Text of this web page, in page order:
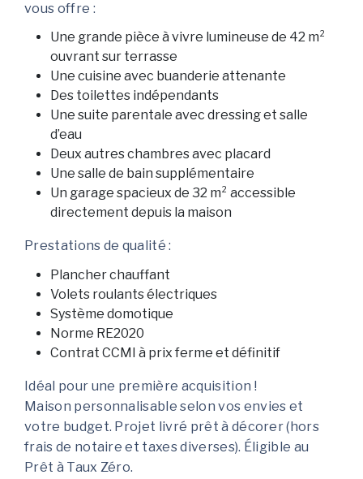
vous offre :
Une grande pièce à vivre lumineuse de 42 m²
ouvrant sur terrasse
Une cuisine avec buanderie attenante
Des toilettes indépendants
Une suite parentale avec dressing et salle
d’eau
Deux autres chambres avec placard
Une salle de bain supplémentaire
Un garage spacieux de 32 m² accessible
directement depuis la maison
Prestations de qualité :
Plancher chauffant
Volets roulants électriques
Système domotique
Norme RE2020
Contrat CCMI à prix ferme et définitif
Idéal pour une première acquisition !
Maison personnalisable selon vos envies et
votre budget. Projet livré prêt à décorer (hors
frais de notaire et taxes diverses). Éligible au
Prêt à Taux Zéro.